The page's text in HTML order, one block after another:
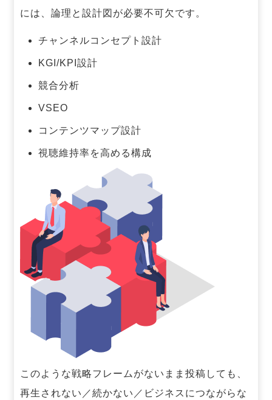
には、論理と設計図が必要不可欠です。
チャンネルコンセプト設計
KGI/KPI設計
競合分析
VSEO
コンテンツマップ設計
視聴維持率を高める構成
このような戦略フレームがないまま投稿しても、
再生されない／続かない／ビジネスにつながらな